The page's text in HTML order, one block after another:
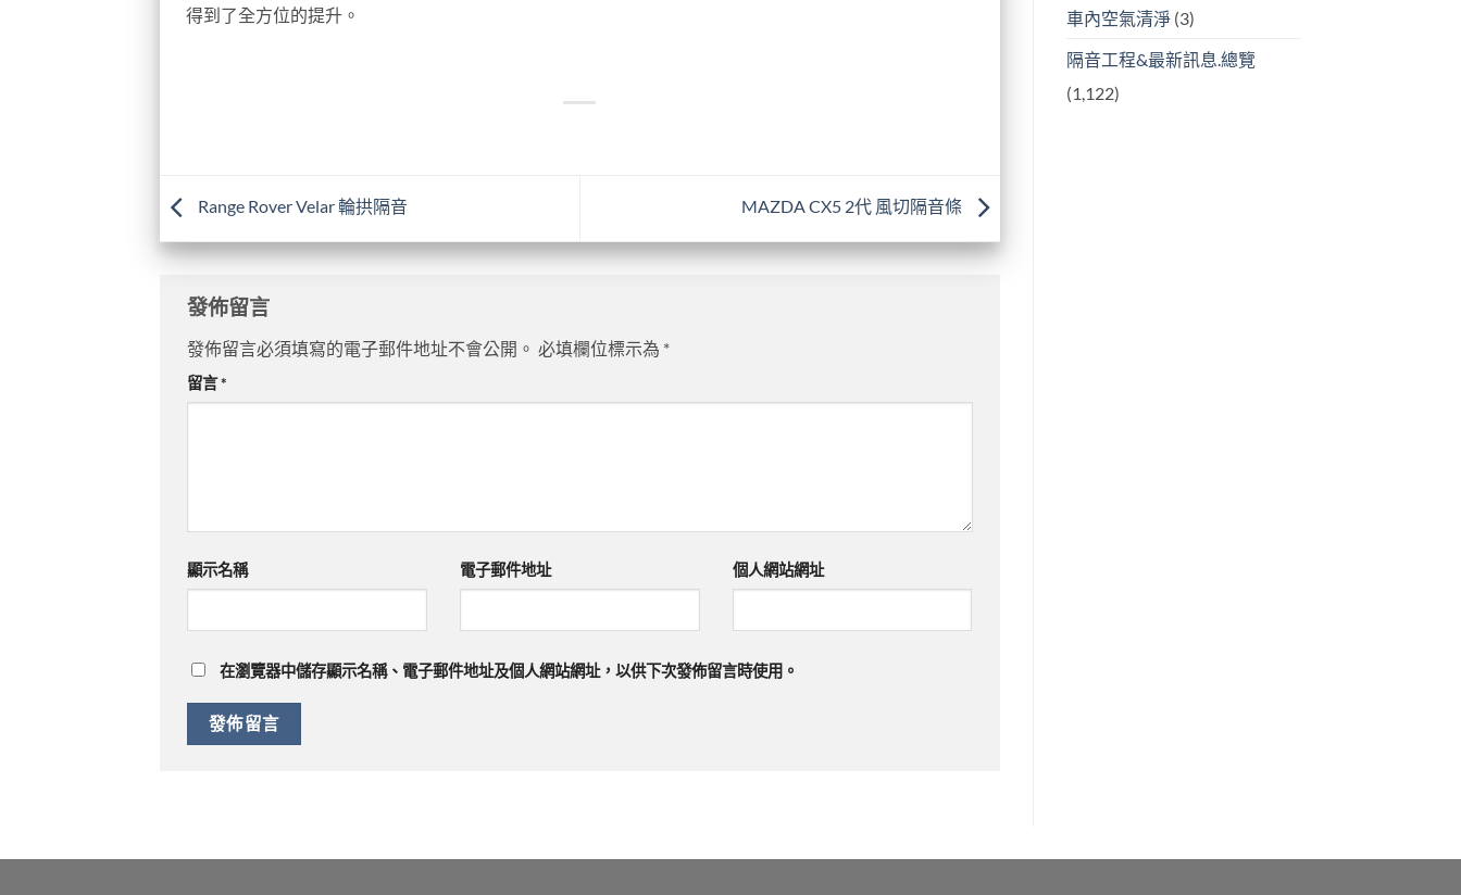
得到了全方位的提升。
Range Rover Velar 輪拱隔音 MAZDA CX5 2代 風切隔音條
發佈留言
發佈留言必須填寫的電子郵件地址不會公開。 必填欄位標示為 *
留言*
顯示名稱 電子郵件地址 個人網站網址
在瀏覽器中儲存顯示名稱、電子郵件地址及個人網站網址，以供下次發佈留言時使用。
車內空氣清淨(3)
隔音工程&最新訊息.總覽
(1,122)